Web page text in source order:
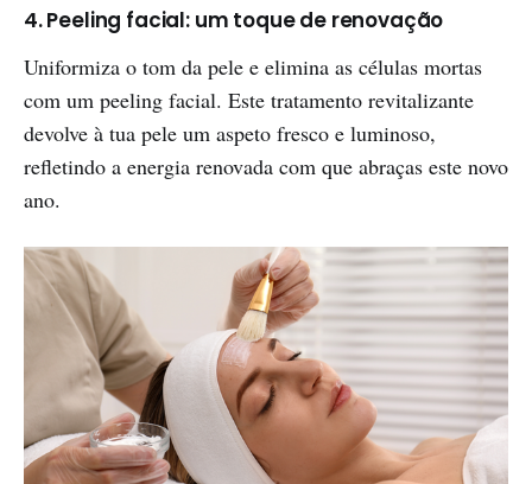
4. Peeling facial: um toque de renovação
Uniformiza o tom da pele e elimina as células mortas
com um peeling facial. Este tratamento revitalizante
devolve à tua pele um aspeto fresco e luminoso,
refletindo a energia renovada com que abraças este novo
ano.